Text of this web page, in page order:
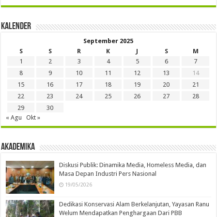
Kalender
September 2025
S
S R K J S
M
1
2 3 4 5 6
7
8
9 10 11 12 13
14
15
16 17 18 19 20
21
22
23 24 25 26 27
28
29
30
« Agu
Okt »
Akademika
Diskusi Publik: Dinamika Media, Homeless Media, dan
Masa Depan Industri Pers Nasional
19/05/2026
Dedikasi Konservasi Alam Berkelanjutan, Yayasan Ranu
Welum Mendapatkan Penghargaan Dari PBB